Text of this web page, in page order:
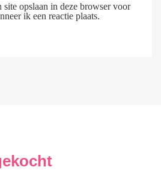
opslaan in deze browser voor
ik een reactie plaats.